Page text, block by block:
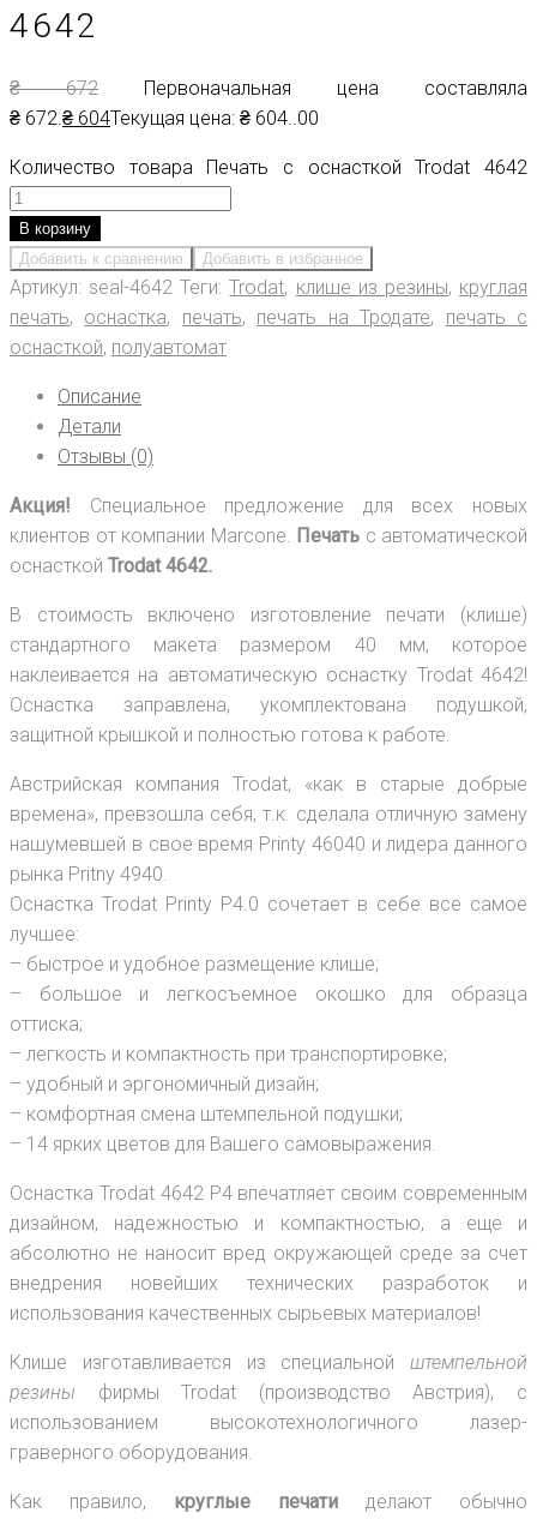
4642
₴672
Первоначальная цена составляла
₴ 672.₴ 604Текущая цена: ₴ 604..00
Количество товара Печать с оснасткой Trodat 4642
В корзину
Добавить к сравнению
Добавить в избранное
Артикул: seal-4642 Теги:Trodat, клише из резины, круглая
печать, оснастка, печать, печать на Тродате, печать с
оснасткой, полуавтомат
Описание
Детали
Отзывы (0)
Акция! Специальное предложение для всех новых
клиентов от компании Marcone. Печать с автоматической
оснасткой Trodat 4642.
В стоимость включено изготовление печати (клише)
стандартного макета размером 40 мм, которое
наклеивается на автоматическую оснастку Trodat 4642!
Оснастка заправлена, укомплектована подушкой,
защитной крышкой и полностью готова к работе.
Австрийская компания Trodat, «как в старые добрые
времена», превзошла себя, т.к. сделала отличную замену
нашумевшей в свое время Printy 46040 и лидера данного
рынка Pritny 4940.
Оснастка Trodat Printy P4.0 сочетает в себе все самое
лучшее:
– быстрое и удобное размещение клише;
– большое и легкосъемное окошко для образца
оттиска;
– легкость и компактность при транспортировке;
– удобный и эргономичный дизайн;
– комфортная смена штемпельной подушки;
– 14 ярких цветов для Вашего самовыражения.
Оснастка Trodat 4642 P4 впечатляет своим современным
дизайном, надежностью и компактностью, а еще и
абсолютно не наносит вред окружающей среде за счет
внедрения новейших технических разработок и
использования качественных сырьевых материалов!
Клише изготавливается из специальной штемпельной
резины фирмы Trodat (производство Австрия), с
использованием высокотехнологичного лазер-
граверного оборудования.
Как правило, круглые печати делают обычно